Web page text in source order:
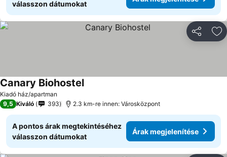
válasszon dátumokat
Kiadó ház/apartman
Canary Biohostel
9,5 Kiváló 393 2.3 km-re innen: Városközpont
A pontos árak megtekintéséhez
válasszon dátumokat
Árak megjelenítése